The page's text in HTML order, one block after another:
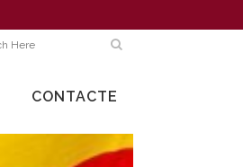
CONTACTE